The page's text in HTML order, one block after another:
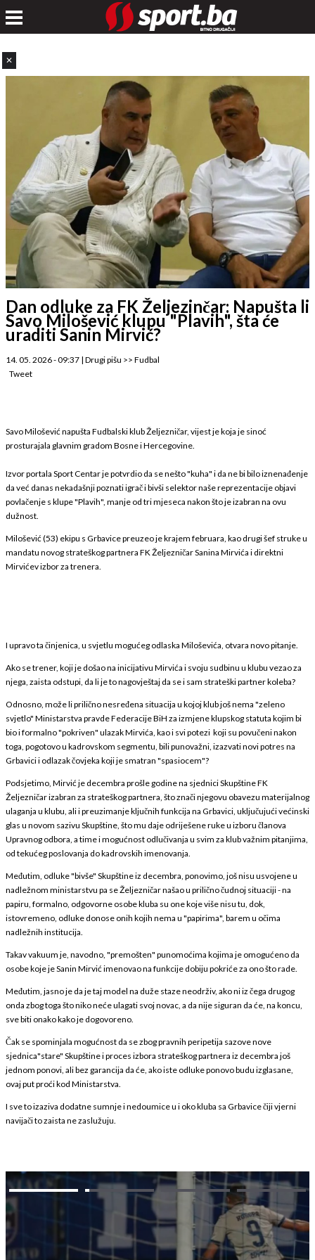
✕
Dan odluke za FK Željezinčar: Napušta li
Savo Milošević klupu "Plavih", šta će
uraditi Sanin Mirvić?
14. 05. 2026 - 09:37 | Drugi pišu >> Fudbal
Tweet
Savo Milošević napušta Fudbalski klub Željezničar, vijest je koja je sinoć
prosturajala glavnim gradom Bosne i Hercegovine.
Izvor portala Sport Centar je potvrdio da se nešto "kuha" i da ne bi bilo iznenađenje
da već danas nekadašnji poznati igrač i bivši selektor naše reprezentacije objavi
povlačenje s klupe "Plavih", manje od tri mjeseca nakon što je izabran na ovu
dužnost.
Milošević (53) ekipu s Grbavice preuzeo je krajem februara, kao drugi šef struke u
mandatu novog strateškog partnera FK Željezničar Sanina Mirvića i direktni
Mirvićev izbor za trenera.
I upravo ta činjenica, u svjetlu mogućeg odlaska Miloševića, otvara novo pitanje.
Ako se trener, koji je došao na inicijativu Mirvića i svoju sudbinu u klubu vezao za
njega, zaista odstupi, da li je to nagovještaj da se i sam strateški partner koleba?
Odnosno, može li prilično nesređena situacija u kojoj klub još nema "zeleno
svjetlo" Ministarstva pravde Federacije BiH za izmjene klupskog statuta kojim bi
bio i formalno "pokriven" ulazak Mirvića, kao i svi potezi koji su povučeni nakon
toga, pogotovo u kadrovskom segmentu, bili punovažni, izazvati novi potres na
Grbavici i odlazak čovjeka koji je smatran "spasiocem"?
Podsjetimo, Mirvić je decembra prošle godine na sjednici Skupštine FK
Željezničar izabran za strateškog partnera, što znači njegovu obavezu materijalnog
ulaganja u klubu, ali i preuzimanje ključnih funkcija na Grbavici, uključujući većinski
glas u novom sazivu Skupštine, što mu daje odriješene ruke u izboru članova
Upravnog odbora, a time i mogućnost odlučivanja u svim za klub važnim pitanjima,
od tekućeg poslovanja do kadrovskih imenovanja.
Međutim, odluke "bivše" Skupštine iz decembra, ponovimo, još nisu usvojene u
nadležnom ministarstvu pa se Željezničar našao u prilično čudnoj situaciji - na
papiru, formalno, odgovorne osobe kluba su one koje više nisu tu, dok,
istovremeno, odluke donose onih kojih nema u "papirima", barem u očima
nadležnih institucija.
Takav vakuum je, navodno, "premošten" punomoćima kojima je omogućeno da
osobe koje je Sanin Mirvić imenovao na funkcije dobiju pokriće za ono što rade.
Međutim, jasno je da je taj model na duže staze neodrživ, ako ni iz čega drugog
onda zbog toga što niko neće ulagati svoj novac, a da nije siguran da će, na koncu,
sve biti onako kako je dogovoreno.
Čak se spominjala mogućnost da se zbog pravnih peripetija sazove nove
sjednica"stare" Skupštine i proces izbora strateškog partnera iz decembra još
jednom ponovi, ali bez garancija da će, ako iste odluke ponovo budu izglasane,
ovaj put proći kod Ministarstva.
I sve to izaziva dodatne sumnje i nedoumice u i oko kluba sa Grbavice čiji vjerni
navijači to zaista ne zaslužuju.